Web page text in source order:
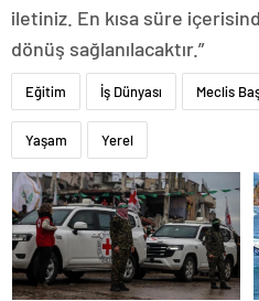
iletiniz. En kısa süre
dönüş sağlanılacaktır.”
Eğitim İş Dünyası Meclis
Yaşam Yerel